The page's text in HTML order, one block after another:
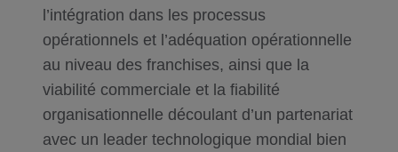
l’intégration dans les processus
opérationnels et l’adéquation opérationnelle
au niveau des franchises, ainsi que la
viabilité commerciale et la fiabilité
organisationnelle découlant d’un partenariat
avec un leader technologique mondial bien